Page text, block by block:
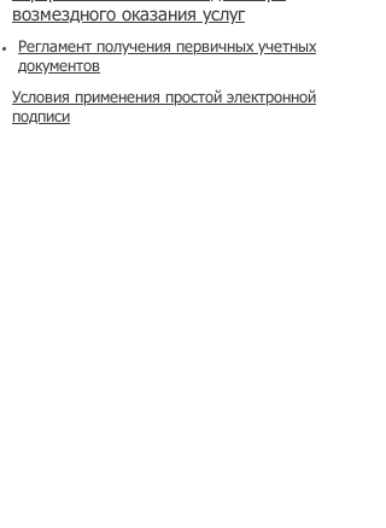
возмездного оказания услуг
Регламент получения первичных учетных
документов
Условия применения простой электронной
подписи